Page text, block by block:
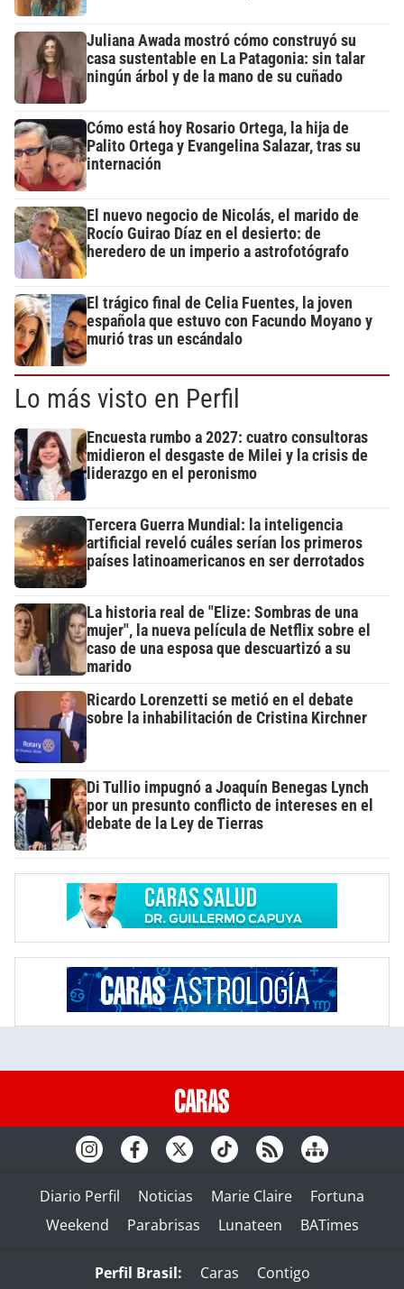
Juliana Awada mostró cómo construyó su
casa sustentable en La Patagonia: sin talar
ningún árbol y de la mano de su cuñado
Cómo está hoy Rosario Ortega, la hija de
Palito Ortega y Evangelina Salazar, tras su
internación
El nuevo negocio de Nicolás, el marido de
Rocío Guirao Díaz en el desierto: de
heredero de un imperio a astrofotógrafo
El trágico final de Celia Fuentes, la joven
española que estuvo con Facundo Moyano y
murió tras un escándalo
Lo más visto en Perfil
Encuesta rumbo a 2027: cuatro consultoras
midieron el desgaste de Milei y la crisis de
liderazgo en el peronismo
Tercera Guerra Mundial: la inteligencia
artificial reveló cuáles serían los primeros
países latinoamericanos en ser derrotados
La historia real de "Elize: Sombras de una
mujer", la nueva película de Netflix sobre el
caso de una esposa que descuartizó a su
marido
Ricardo Lorenzetti se metió en el debate
sobre la inhabilitación de Cristina Kirchner
Di Tullio impugnó a Joaquín Benegas Lynch
por un presunto conflicto de intereses en el
debate de la Ley de Tierras
Diario Perfil Noticias Marie Claire
Fortuna
Weekend
Parabrisas Lunateen BATimes
Perfil Brasil: Caras Contigo